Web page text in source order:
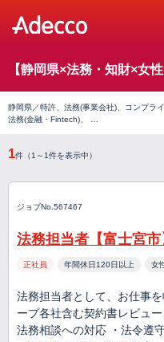
【静岡県×法務・知財×女
静岡県／特許、法務(事業会社)、コンプラ
法務(金融・Fintech)、 …
1件（1～1件を表示中）
ジョブNo.567467
法務担当者【富士宮市
正社員 年間休日120日以上 女
法務担当者として、お仕事
ープ各社含む契約書レビュ
法務相談への対応 ・法令遵